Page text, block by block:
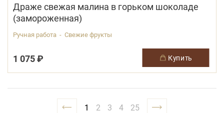
Драже свежая малина в горьком шоколаде
(замороженная)
Ручная работа - Свежие фрукты
1 075 ₽ купить
1 2 3 4 25